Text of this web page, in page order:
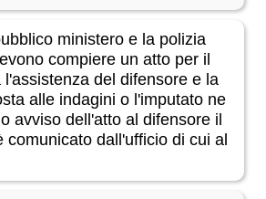
ministero e la polizia
compiere un atto per il
del difensore e la
alle indagini o l'imputato ne
avviso dell'atto al difensore il
comunicato dall'ufficio di cui al